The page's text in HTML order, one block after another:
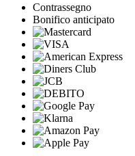
Contrassegno
Bonifico anticipato